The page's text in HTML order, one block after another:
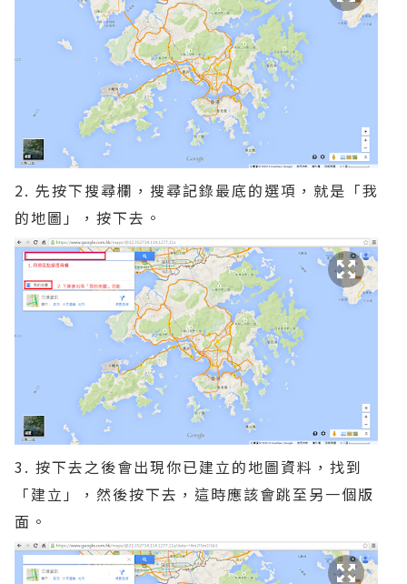
2. 先按下搜尋欄，搜尋記錄最底的選項，就是「我
的地圖」，按下去。
3. 按下去之後會出現你已建立的地圖資料，找到
「建立」，然後按下去，這時應該會跳至另一個版
面。